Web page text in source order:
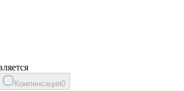
Компенсация0